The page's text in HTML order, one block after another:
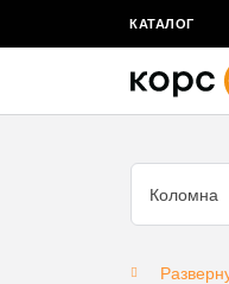
КАТАЛОГ
Коломна